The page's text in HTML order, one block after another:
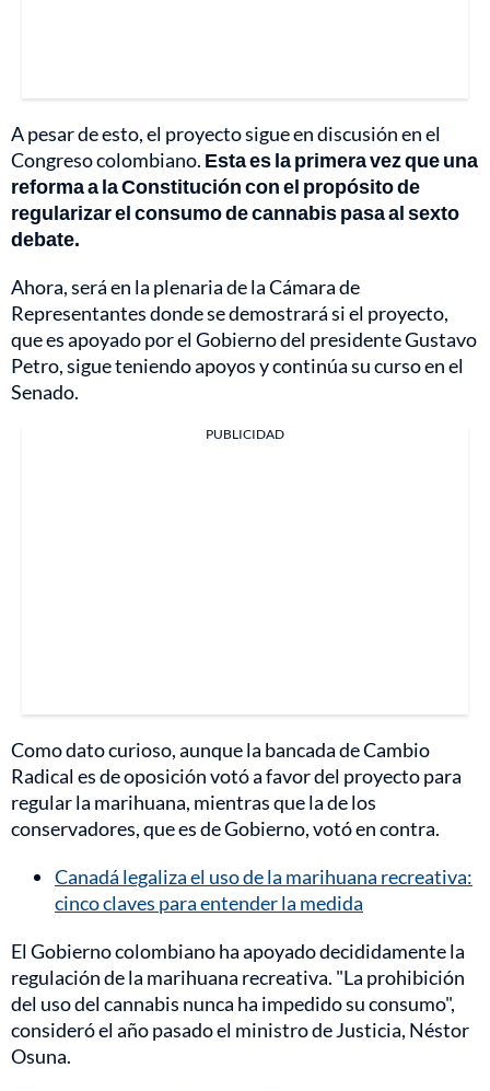
A pesar de esto, el proyecto sigue en discusión en el
Congreso colombiano. Esta es la primera vez que una
reforma a la Constitución con el propósito de
regularizar el consumo de cannabis pasa al sexto
debate.
Ahora, será en la plenaria de la Cámara de
Representantes donde se demostrará si el proyecto,
que es apoyado por el Gobierno del presidente Gustavo
Petro, sigue teniendo apoyos y continúa su curso en el
Senado.
PUBLICIDAD
Como dato curioso, aunque la bancada de Cambio
Radical es de oposición votó a favor del proyecto para
regular la marihuana, mientras que la de los
conservadores, que es de Gobierno, votó en contra.
Canadá legaliza el uso de la marihuana recreativa:
cinco claves para entender la medida
El Gobierno colombiano ha apoyado decididamente la
regulación de la marihuana recreativa. "La prohibición
del uso del cannabis nunca ha impedido su consumo",
consideró el año pasado el ministro de Justicia, Néstor
Osuna.